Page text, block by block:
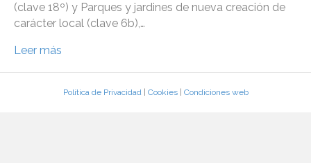
(clave 18º) y Parques y jardines de nueva creación de
carácter local (clave 6b),…
Leer más
Política de Privacidad| Cookies| Condiciones web